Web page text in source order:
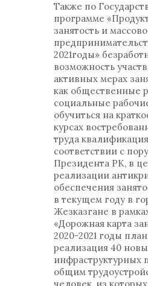
Также по
программе
занятость и
2021годы»
возможность
активных мерах
как общественные
социальные
обучиться на
курсах
труда
соответствии с
Президента РК, в
реализации
обеспечения
в текущем году в
Жезказгане в
«Дорожная карта
2020-2021 годы
реализация 40
инфраструктурных
общим